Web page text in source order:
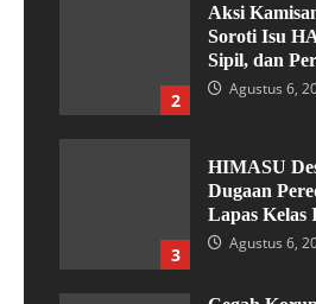
2
Aksi
Soroti Isu
Sipil, dan
Agustus 6,
3
HIMASU
Dugaan
Lapas Kelas
Agustus 6,